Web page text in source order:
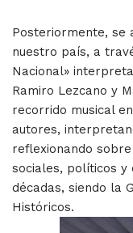
Posteriormente, se
nuestro país, a
Nacional»
Ramiro Lezcano y
recorrido musical
autores,
reflexionando
sociales, políticos y
décadas, siendo la
Históricos.